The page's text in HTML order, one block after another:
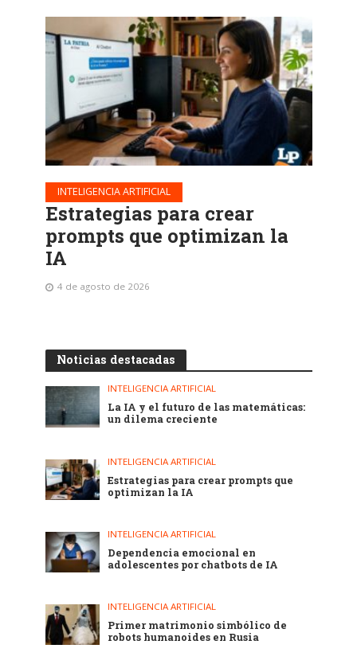
INTELIGENCIA ARTIFICIAL
Estrategias para crear
prompts que optimizan la
IA
4 de agosto de 2026
Noticias destacadas
INTELIGENCIA ARTIFICIAL
La IA y el futuro de las matemáticas:
un dilema creciente
INTELIGENCIA ARTIFICIAL
Estrategias para crear prompts que
optimizan la IA
INTELIGENCIA ARTIFICIAL
Dependencia emocional en
adolescentes por chatbots de IA
INTELIGENCIA ARTIFICIAL
Primer matrimonio simbólico de
robots humanoides en Rusia